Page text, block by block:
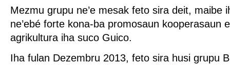
Mezmu grupu ne’e mesak feto sira deit, maibe
ne’ebé forte kona-ba promosaun kooperasaun
agrikultura iha suco Guico.
Iha fulan Dezembru 2013, feto sira husi grupu